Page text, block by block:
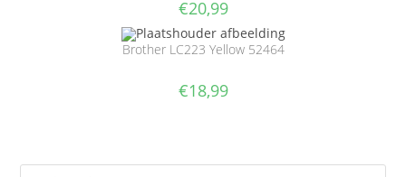
€20,99
Brother LC223 Yellow 52464
€18,99